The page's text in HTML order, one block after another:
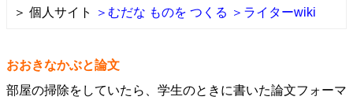
＞ 個人サイト
＞むだな ものを つくる ＞ライターwiki
おおきなかぶと論文
部屋の掃除をしていたら、学生のときに書いた論文フォーマ